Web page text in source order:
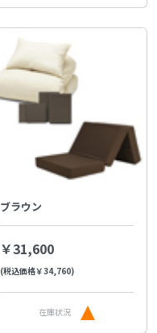
ブラウン
￥31,600
(税込価格￥34,760)
在庫状況